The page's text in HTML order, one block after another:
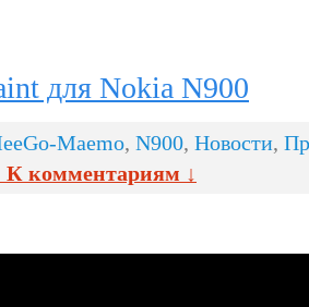
для Nokia N900
Maemo, N900, Новости,
К комментариям ↓